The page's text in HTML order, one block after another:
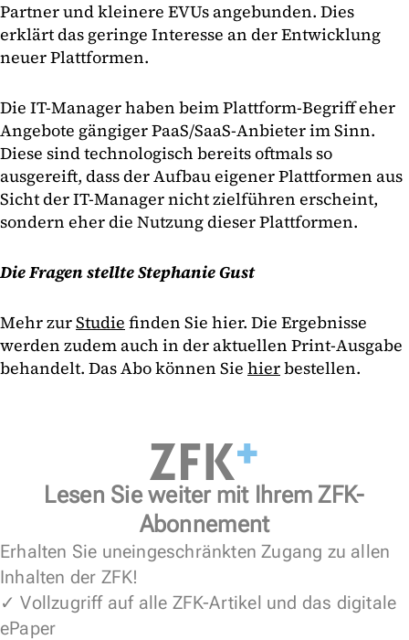
Partner und kleinere EVUs angebunden. Dies
erklärt das geringe Interesse an der Entwicklung
neuer Plattformen.
Die IT-Manager haben beim Plattform-Begriff eher
Angebote gängiger PaaS/SaaS-Anbieter im Sinn.
Diese sind technologisch bereits oftmals so
ausgereift, dass der Aufbau eigener Plattformen aus
Sicht der IT-Manager nicht zielführen erscheint,
sondern eher die Nutzung dieser Plattformen.
Die Fragen stellte Stephanie Gust
Mehr zurStudie finden Sie hier. Die Ergebnisse
werden zudem auch in der aktuellen Print-Ausgabe
behandelt. Das Abo können Sie hierbestellen.
Lesen Sie weiter mit Ihrem ZFK-
Abonnement
Erhalten Sie uneingeschränkten Zugang zu allen
Inhalten der ZFK!
✓ Vollzugriff auf alle ZFK-Artikel und das digitale
ePaper